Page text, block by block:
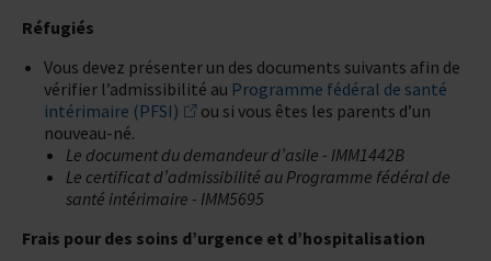
Réfugiés
Vous devez présenter un des documents suivants afin de
vérifier l’admissibilité au Programme fédéral de santé
intérimaire (PFSI)
ou si vous êtes les parents d’un
nouveau-né.
Le document du demandeur d’asile - IMM1442B
Le certificat d’admissibilité au Programme fédéral de
santé intérimaire - IMM5695
Frais pour des soins d’urgence et d’hospitalisation